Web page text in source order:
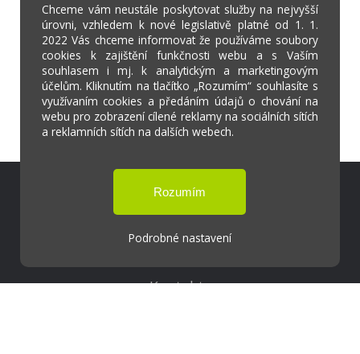
Chceme vám neustále poskytovat služby na nejvyšší
úrovni, vzhledem k nové legislativě platné od 1. 1.
2022 Vás chceme informovat že používáme soubory
cookies k zajištění funkčnosti webu a s Vaším
souhlasem i mj. k analytickým a marketingovým
účelům. Kliknutím na tlačítko „Rozumím“ souhlasíte s
využívaním cookies a předáním údajů o chování na
webu pro zobrazení cílené reklamy na sociálních sítích
a reklamních sítích na dalších webech.
Podrobné nastavení
Škola Online
Strava.cz
Kontakty